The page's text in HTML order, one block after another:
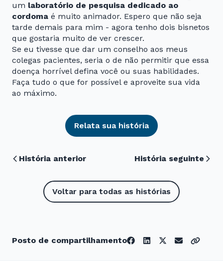
um laboratório de pesquisa dedicado ao
cordoma é muito animador. Espero que não seja
tarde demais para mim - agora tenho dois bisnetos
que gostaria muito de ver crescer.
Se eu tivesse que dar um conselho aos meus
colegas pacientes, seria o de não permitir que essa
doença horrível defina você ou suas habilidades.
Faça tudo o que for possível e aproveite sua vida
ao máximo.
Relata sua história
História anterior História seguinte
Voltar para todas as histórias
Posto de compartilhamento